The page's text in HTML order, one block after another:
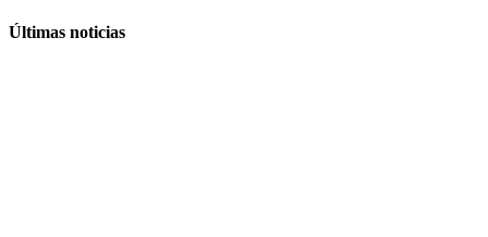
Últimas noticias